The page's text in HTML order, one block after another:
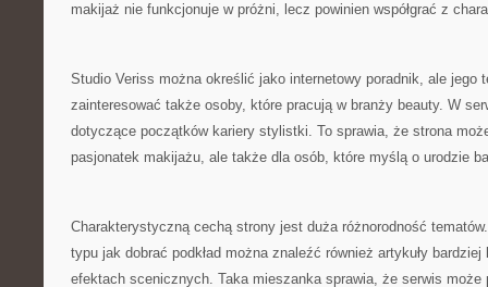
makijaż nie funkcjonuje w próżni, lecz powinien współgrać z
Studio Veriss można określić jako internetowy poradnik, ale jego
zainteresować także osoby, które pracują w branży beauty. W
dotyczące początków kariery stylistki. To sprawia, że strona
pasjonatek makijażu, ale także dla osób, które myślą o urodzie
Charakterystyczną cechą strony jest duża różnorodność
typu jak dobrać podkład można znaleźć również artykuły bardziej
efektach scenicznych. Taka mieszanka sprawia, że serwis